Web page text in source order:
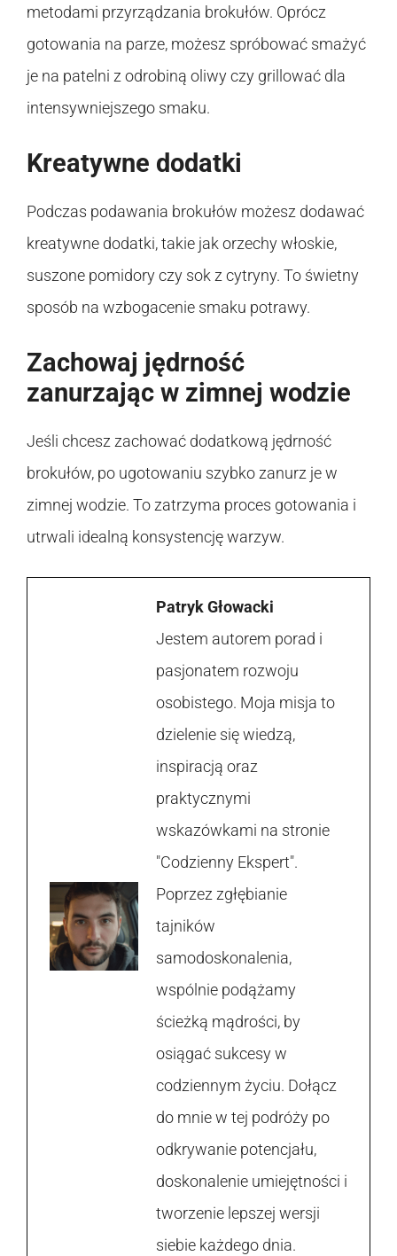
metodami przyrządzania brokułów. Oprócz
gotowania na parze, możesz spróbować smażyć
je na patelni z odrobiną oliwy czy grillować dla
intensywniejszego smaku.
Kreatywne dodatki
Podczas podawania brokułów możesz dodawać
kreatywne dodatki, takie jak orzechy włoskie,
suszone pomidory czy sok z cytryny. To świetny
sposób na wzbogacenie smaku potrawy.
Zachowaj jędrność
zanurzając w zimnej wodzie
Jeśli chcesz zachować dodatkową jędrność
brokułów, po ugotowaniu szybko zanurz je w
zimnej wodzie. To zatrzyma proces gotowania i
utrwali idealną konsystencję warzyw.
Patryk Głowacki
Jestem autorem porad i
pasjonatem rozwoju
osobistego. Moja misja to
dzielenie się wiedzą,
inspiracją oraz
praktycznymi
wskazówkami na stronie
"Codzienny Ekspert".
Poprzez zgłębianie
tajników
samodoskonalenia,
wspólnie podążamy
ścieżką mądrości, by
osiągać sukcesy w
codziennym życiu. Dołącz
do mnie w tej podróży po
odkrywanie potencjału,
doskonalenie umiejętności i
tworzenie lepszej wersji
siebie każdego dnia.